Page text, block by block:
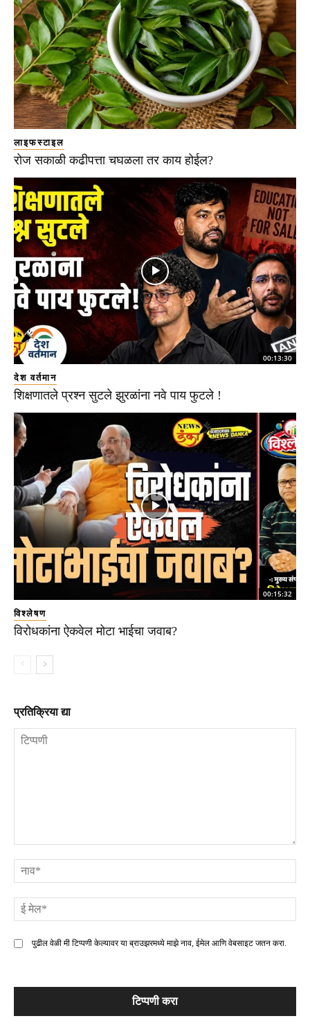
लाइफस्टाइल
रोज सकाळी कढीपत्ता चघळला तर काय होईल?
00:13:30
देश वर्तमान
शिक्षणातले प्रश्न सुटले झुरळांना नवे पाय फुटले !
00:15:32
विश्लेषण
विरोधकांना ऐकवेल मोटा भाईचा जवाब?
प्रतिक्रिया द्या
पुढील वेळी मी टिप्पणी केल्यावर या ब्राउझरमध्ये माझे नाव, ईमेल आणि वेबसाइट जतन करा.